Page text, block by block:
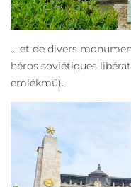
… et de divers
héros soviétiques
emlékmű).